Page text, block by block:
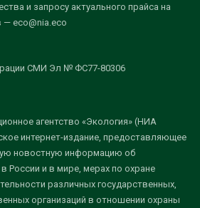
и запросу актуального прайса на
eco@nia.eco
СМИ Эл № ФС77-80306
агентство «Экология» (НИА
интернет-издание, предоставляющее
новостную информацию об
России и в мире, мерах по охране
различных государственных,
организаций в отношении охраны